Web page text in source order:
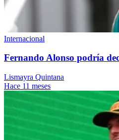
Internacional
Fernando Alonso podría
Lismayra Quintana
Hace 11 meses